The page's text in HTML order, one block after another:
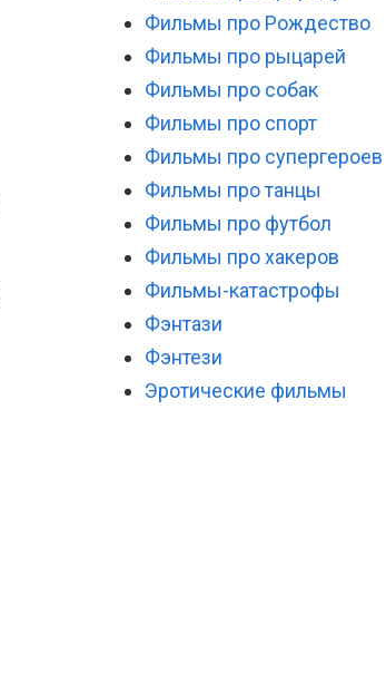
Фильмы про Рождество
Фильмы про рыцарей
Фильмы про собак
Фильмы про спорт
Фильмы про супергероев
Фильмы про танцы
Фильмы про футбол
Фильмы про хакеров
Фильмы-катастрофы
Фэнтази
Фэнтези
Эротические фильмы